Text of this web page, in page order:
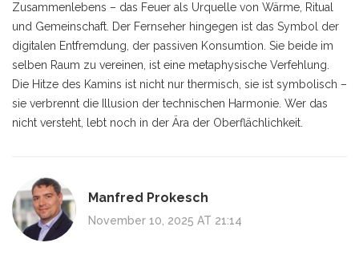
Zusammenlebens – das Feuer als Urquelle von Wärme, Ritual
und Gemeinschaft. Der Fernseher hingegen ist das Symbol der
digitalen Entfremdung, der passiven Konsumtion. Sie beide im
selben Raum zu vereinen, ist eine metaphysische Verfehlung.
Die Hitze des Kamins ist nicht nur thermisch, sie ist symbolisch –
sie verbrennt die Illusion der technischen Harmonie. Wer das
nicht versteht, lebt noch in der Ära der Oberflächlichkeit.
Manfred Prokesch
November 10, 2025 AT 21:14